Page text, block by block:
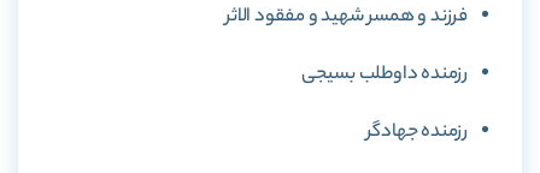
فرزند و همسر شهید و مفقود الاثر
رزمنده داوطلب بسیجی
رزمنده جهادگر